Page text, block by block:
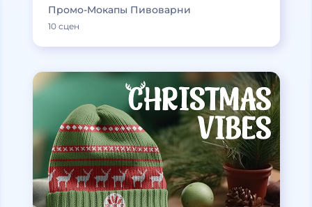
Промо-Мокапы Пивоварни
10 сцен